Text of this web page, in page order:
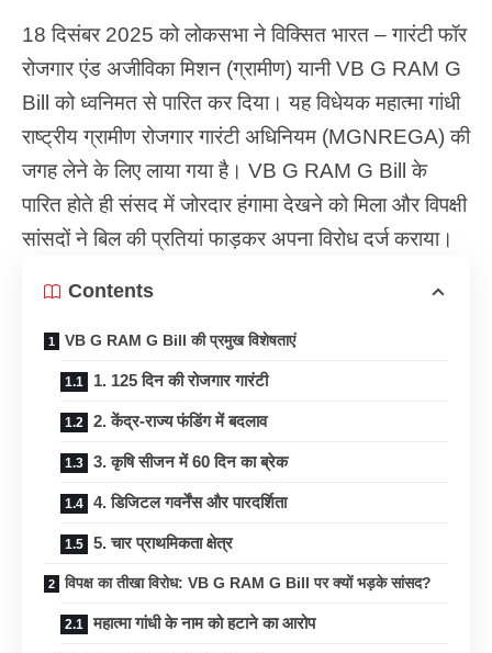
18 दिसंबर 2025 को लोकसभा ने विक्सित भारत – गारंटी फॉर
रोजगार एंड अजीविका मिशन (ग्रामीण) यानी VB G RAM G
Bill को ध्वनिमत से पारित कर दिया। यह विधेयक महात्मा गांधी
राष्ट्रीय ग्रामीण रोजगार गारंटी अधिनियम (MGNREGA) की
जगह लेने के लिए लाया गया है। VB G RAM G Bill के
पारित होते ही संसद में जोरदार हंगामा देखने को मिला और विपक्षी
सांसदों ने बिल की प्रतियां फाड़कर अपना विरोध दर्ज कराया।
Contents
VB G RAM G Bill की प्रमुख विशेषताएं
1. 125 दिन की रोजगार गारंटी
2. केंद्र-राज्य फंडिंग में बदलाव
3. कृषि सीजन में 60 दिन का ब्रेक
4. डिजिटल गवर्नेंस और पारदर्शिता
5. चार प्राथमिकता क्षेत्र
विपक्ष का तीखा विरोध: VB G RAM G Bill पर क्यों भड़के सांसद?
महात्मा गांधी के नाम को हटाने का आरोप